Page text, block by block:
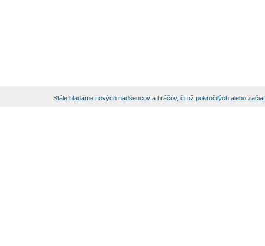
Stále hladáme nových nadšencov a hráčov, či už pokročilých alebo